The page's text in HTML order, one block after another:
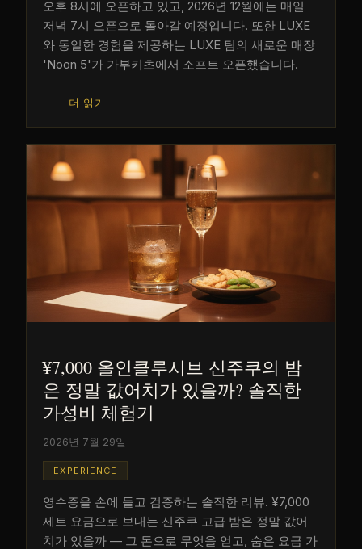
오후 8시에 오픈하고 있고, 2026년 12월에는 매일
저녁 7시 오픈으로 돌아갈 예정입니다. 또한 LUXE
와 동일한 경험을 제공하는 LUXE 팀의 새로운 매장
'Noon 5'가 가부키초에서 소프트 오픈했습니다.
더 읽기
¥7,000 올인클루시브 신주쿠의 밤
은 정말 값어치가 있을까? 솔직한
가성비 체험기
2026년 7월 29일
EXPERIENCE
영수증을 손에 들고 검증하는 솔직한 리뷰. ¥7,000
세트 요금으로 보내는 신주쿠 고급 밤은 정말 값어
치가 있을까 — 그 돈으로 무엇을 얻고, 숨은 요금 가